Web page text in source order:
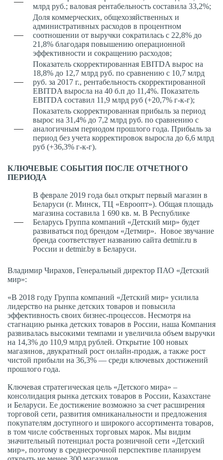
млрд руб.; валовая рентабельность составила 33,2%;
Доля коммерческих, общехозяйственных и
административных расходов в процентном
соотношении от выручки сократилась с 22,8% до
21,8% благодаря повышению операционной
эффективности и сокращению расходов;
Показатель скорректированная EBITDA вырос на
18,8% до 12,7 млрд руб. по сравнению с 10,7 млрд
руб. за 2017 г., рентабельность скорректированной
EBITDA выросла на 40 б.п до 11,4%. Показатель
EBITDA составил 11,9 млрд руб (+20,7% г-к-г);
Показатель скорректированная прибыль за период
вырос на 31,4% до 7,2 млрд руб. по сравнению с
аналогичным периодом прошлого года. Прибыль за
период без учета корректировок выросла до 6,6 млрд
руб (+36,3% г-к-г).
КЛЮЧЕВЫЕ СОБЫТИЯ ПОСЛЕ ОТЧЕТНОГО
ПЕРИОДА
В феврале 2019 года был открыт первый магазин в
Беларуси (г. Минск, ТЦ «Евроопт»). Общая площадь
магазина составила 1 690 кв. м. В Республике
Беларусь Группа компаний «Детский мир» будет
развиваться под брендом «Детмир». Новое звучание
бренда соответствует названию сайта detmir.ru в
России и detmir.by в Беларуси.
Владимир Чирахов, Генеральный директор ПАО «Детский
мир»:
«В 2018 году Группа компаний «Детский мир» усилила
лидерство на рынке детских товаров и повысила
эффективность своих бизнес-процессов. Несмотря на
стагнацию рынка детских товаров в России, наша Компания
развивалась высокими темпами и увеличила объем выручки
на 14,3% до 110,9 млрд рублей. Открытие 100 новых
магазинов, двукратный рост онлайн-продаж, а также рост
чистой прибыли на 36,3% — среди ключевых достижений
прошлого года.
Ключевая стратегическая цель «Детского мира» –
консолидация рынка детских товаров в России, Казахстане
и Беларуси. Ее достижение возможно за счет расширения
торговой сети, развития омниканальности и предложения
покупателям доступного и широкого ассортимента товаров,
в том числе собственных торговых марок. Мы видим
значительный потенциал роста розничной сети «Детский
мир», поэтому в среднесрочной перспективе планируем